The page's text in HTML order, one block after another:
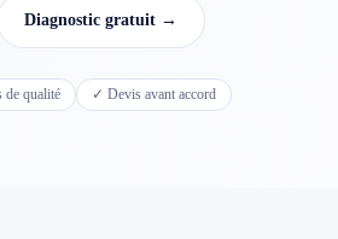
6
4
Diagnostic gratuit →
de qualité ✓ Devis avant accord